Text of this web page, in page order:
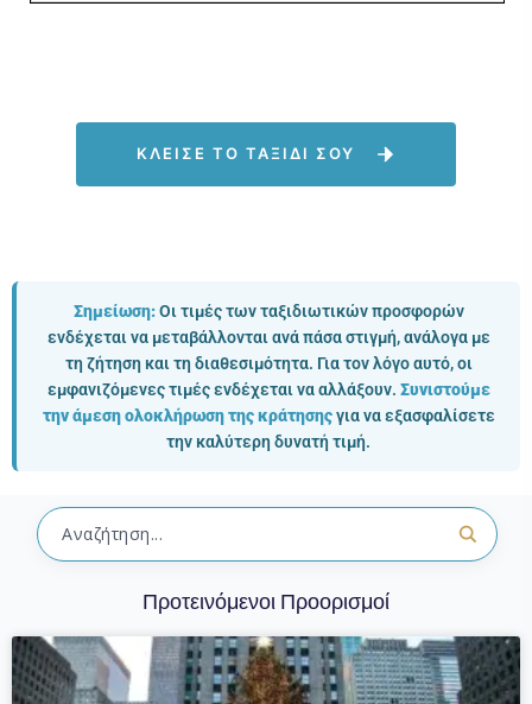
ΚΛΕΙΣΕ ΤΟ ΤΑΞΙΔΙ ΣΟΥ
Σημείωση:Οι τιμές των ταξιδιωτικών προσφορών
ενδέχεται να μεταβάλλονται ανά πάσα στιγμή, ανάλογα με
τη ζήτηση και τη διαθεσιμότητα. Για τον λόγο αυτό, οι
εμφανιζόμενες τιμές ενδέχεται να αλλάξουν. Συνιστούμε
την άμεση ολοκλήρωση της κράτησηςγια να εξασφαλίσετε
την καλύτερη δυνατή τιμή.
Προτεινόμενοι Προορισμοί